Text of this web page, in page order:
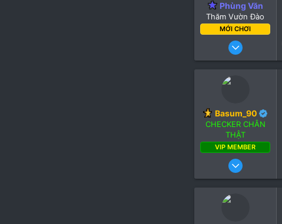
Phùng Văn
Thăm Vườn Đào
MỚI CHƠI
3
Basum_90
CHECKER CHÂN
THẬT
VIP MEMBER
36